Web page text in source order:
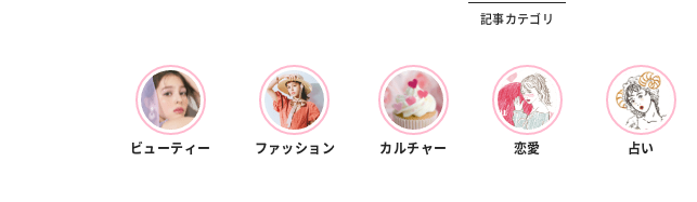
【12星座別】今月の恋愛運♡ 7月23日～
記事カテゴリ
ビューティー ファッション カルチャー 恋愛 占い